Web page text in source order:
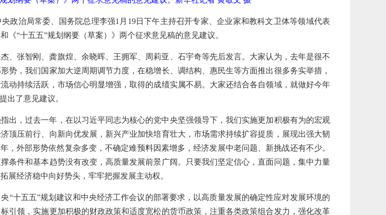
政治局常委、国务院总理李强1月19日下午主持召开专家、企业家和教科文卫体等领域代表
《“十五五”规划纲要（草案）》两个征求意见稿的意见建议。
、张智刚、龚旗煌、余晓晖、王拥军、周莉亚、石宇奇等先后发言。大家认为，去年是很不
势，我们国家加大逆周期调节力度，在稳增长、调结构、惠民生等方面推出很多务实举措，
动持续活跃，市场信心明显增强，取得的成绩实属不易。大家还结合各自领域，就做好今年
出了意见建议。
出，过去一年，在以习近平同志为核心的党中央坚强领导下，我们实施更加积极有为的宏观
顶压前行、向新向优发展，新兴产业加快培育壮大，市场需求持续扩容提质，展现出强大韧
，外部形势依然复杂多变，不确定难预料因素增多，经济发展中老问题、新挑战还有不少。
条件和基本趋势没有改变，高质量发展前景广阔。只要我们坚定信心，直面问题，集中力量
展经济稳中向好势头，牢牢把握发展主动权。
“十五五”规划建议和中央经济工作会议的部署要求，以高质量发展的确定性应对发展环境的
引领，实施更加积极的财政政策和适度宽松的货币政策，注重各类政策组合发力，强化改革